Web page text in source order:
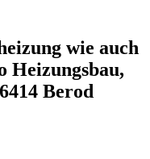
wie auch
Heizungsbau,
Berod